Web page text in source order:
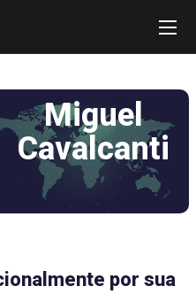
Miguel
Cavalcanti
por sua